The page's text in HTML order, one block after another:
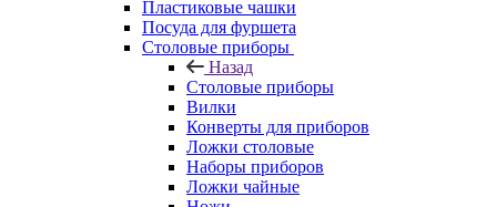
Пластиковые чашки
Посуда для фуршета
Столовые приборы
Назад
Столовые приборы
Вилки
Конверты для приборов
Ложки столовые
Наборы приборов
Ложки чайные